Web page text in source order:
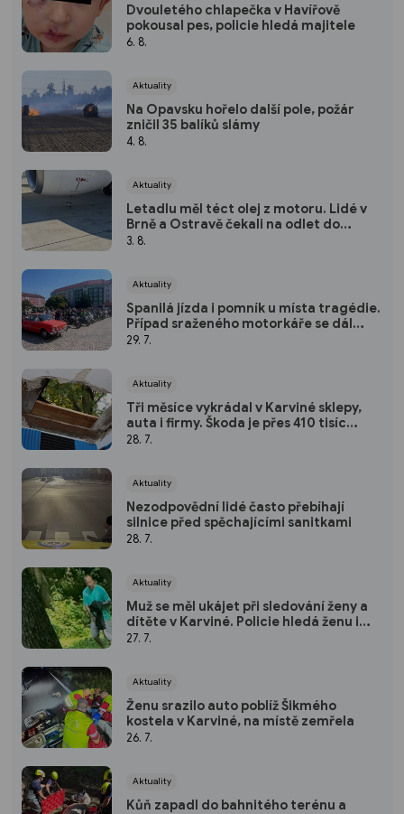
Dvouletého chlapečka v Havířově
pokousal pes, policie hledá majitele
6. 8.
Aktuality
Na Opavsku hořelo další pole, požár
zničil 35 balíků slámy
4. 8.
Aktuality
Letadlu měl téct olej z motoru. Lidé v
Brně a Ostravě čekali na odlet do
Tuniska 6 hodin
3. 8.
Aktuality
Spanilá jízda i pomník u místa tragédie.
Případ sraženého motorkáře se dál
prověřuje
29. 7.
Aktuality
Tři měsíce vykrádal v Karviné sklepy,
auta i firmy. Škoda je přes 410 tisíc
korun
28. 7.
Aktuality
Nezodpovědní lidé často přebíhají
silnice před spěchajícími sanitkami
28. 7.
Aktuality
Muž se měl ukájet při sledování ženy a
dítěte v Karviné. Policie hledá ženu i
svědky
27. 7.
Aktuality
Ženu srazilo auto poblíž Šikmého
kostela v Karviné, na místě zemřela
26. 7.
Aktuality
Kůň zapadl do bahnitého terénu a